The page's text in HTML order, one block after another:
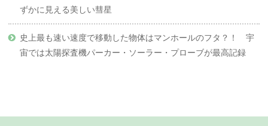
ずかに見える美しい彗星
史上最も速い速度で移動した物体はマンホールのフタ？！ 宇
宙では太陽探査機パーカー・ソーラー・プローブが最高記録